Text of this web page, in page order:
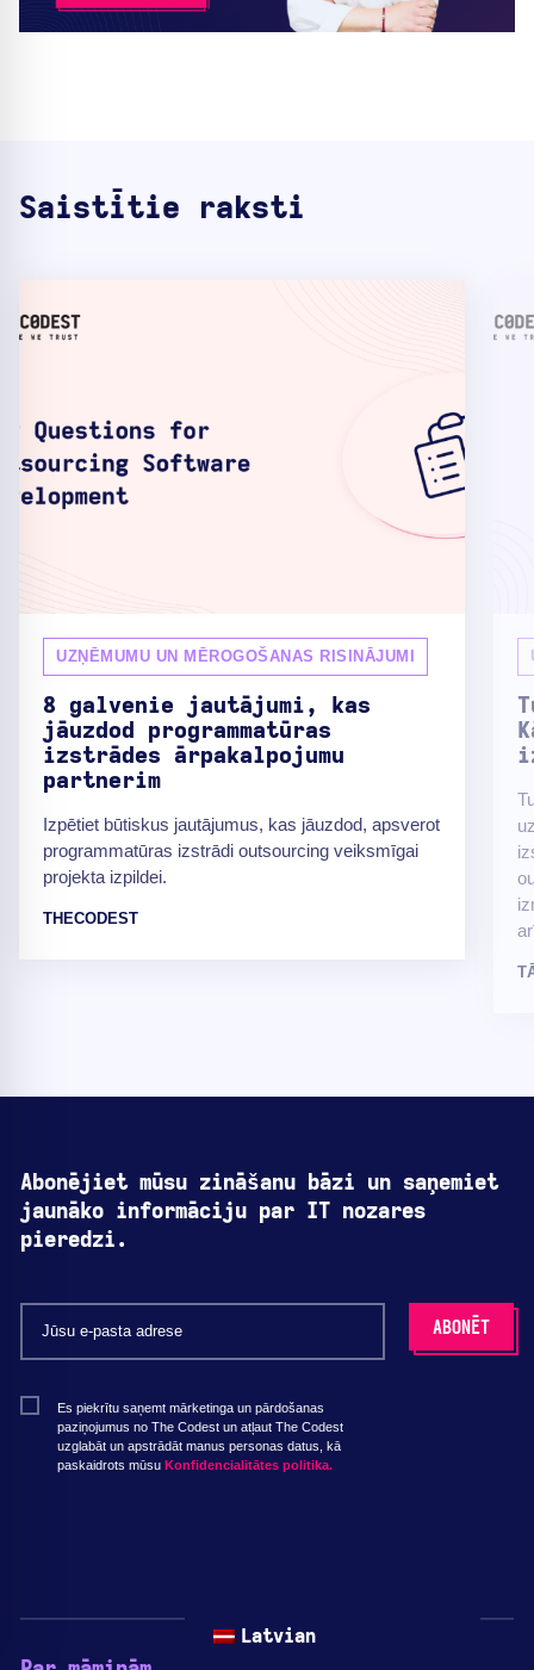
Saistītie raksti
UZŅĒMUMU UN MĒROGOŠANAS RISINĀJUMI
8 galvenie jautājumi, kas
jāuzdod programmatūras
izstrādes ārpakalpojumu
partnerim
Izpētiet būtiskus jautājumus, kas jāuzdod, apsverot
programmatūras izstrādi outsourcing veiksmīgai
projekta izpildei.
THECODEST
Abonējiet mūsu zināšanu bāzi un saņemiet
jaunāko informāciju par IT nozares
pieredzi.
Es piekrītu saņemt mārketinga un pārdošanas
paziņojumus no The Codest un atļaut The Codest
uzglabāt un apstrādāt manus personas datus, kā
paskaidrots mūsu Konfidencialitātes politika.
Latvian